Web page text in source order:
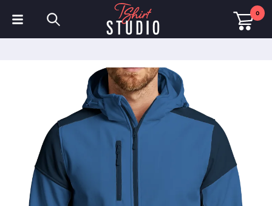
0
Chapeaux et Casquettes
Vêtements de sport